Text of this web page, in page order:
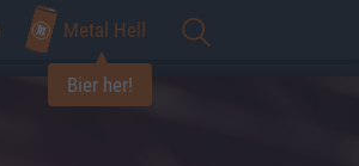
Metal Hell
Bier her!